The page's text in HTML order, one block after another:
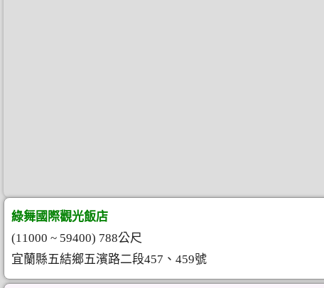
綠舞國際觀光飯店
(11000 ~ 59400) 788公尺
宜蘭縣五結鄉五濱路二段457、459號